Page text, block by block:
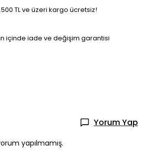
TL ve üzeri kargo ücretsiz!
içinde iade ve değişim garantisi
Yorum Yap
yapılmamış.